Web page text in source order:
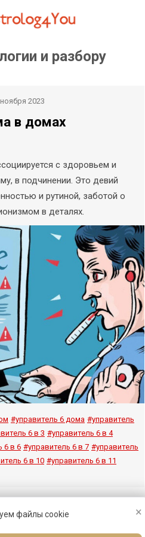
×
файлы cookie
и разбору
2023
в домах
с здоровьем и
в подчинении. Это девий
и рутиной, заботой о
в деталях.
#управитель 6 дома #управитель
6 в 3 #управитель 6 в 4
6 в 6 #управитель 6 в 7 #управитель
6 в 10 #управитель 6 в 11